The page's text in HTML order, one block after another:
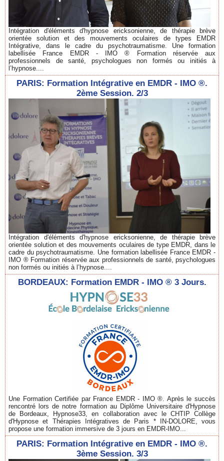
Intégration d'éléments d'hypnose ericksonienne, de thérapie brève
orientée solution et des mouvements oculaires de types EMDR
Intégrative, dans le cadre du psychotraumatisme. Une formation
labellisée France EMDR - IMO ® Formation réservée aux
professionnels de santé, psychologues non formés ou initiés à
l’hypnose....
PARIS: Formation Intégrative en EMDR - IMO ®.
2ème Session. 2/3
Intégration d'éléments d'hypnose ericksonienne, de thérapie brève
orientée solution et des mouvements oculaires de type EMDR, dans le
cadre du psychotraumatisme. Une formation labellisée France EMDR -
IMO ® Formation réservée aux professionnels de santé, psychologues
non formés ou initiés à l’hypnose....
BORDEAUX: Formation EMDR - IMO ® 3 Jours.
Une Formation Certifiée par France EMDR - IMO ®. Après le succès
rencontré lors de notre formation au Diplôme Universitaire d'Hypnose
de Bordeaux, Hypnose33, en collaboration avec le CHTIP Collège
d'Hypnose et Thérapies Intégratives de Paris * IN-DOLORE, vous
propose une formation immersive de 3 jours en EMDR-IMO...
PARIS: Formation Intégrative en EMDR - IMO ®.
3ème Session. 3/3